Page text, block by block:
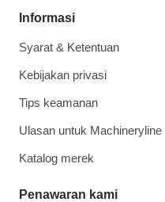
Informasi
Syarat & Ketentuan
Kebijakan privasi
Tips keamanan
Ulasan untuk Machineryline
Katalog merek
Penawaran kami